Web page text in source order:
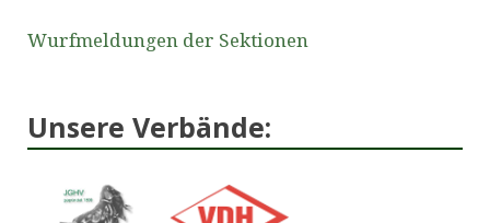
Wurfmeldungen der Sektionen
Unsere Verbände: